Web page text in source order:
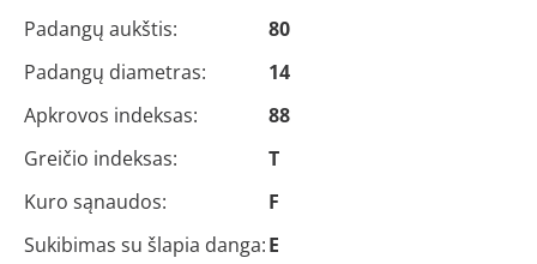
Padangų aukštis:
80
Padangų diametras:
14
Apkrovos indeksas:
88
Greičio indeksas:
T
Kuro sąnaudos:
F
Sukibimas su šlapia danga:E